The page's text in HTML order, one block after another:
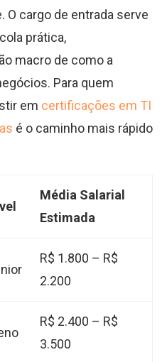
O cargo de entrada serve
prática,
macro de como a
Para quem
em certificações em TI
é o caminho mais rápido
Média Salarial
Estimada
R$ 1.800 – R$
2.200
R$ 2.400 – R$
3.500